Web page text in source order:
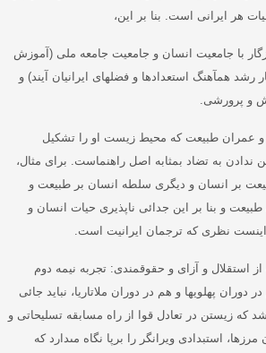
هر ایرانی است
بنا بر اين،
با جامعیت انسان و جامعیت جامعه ملی ( آموزش
همآهنگ استعدادها و فضلهای ایرانیان آیند) و
و پرورشی
عمران طبيعت كه محيط زيست او را تشكيل
ندادن به تضاد بمثابه اصل راهنماست
براى مثال،
بر انسان و ديگرى سلطه انسان بر طبيعت و
و بنا بر اين جدائى ناپذيرى حيات انسان و
نظرى كه ترجمان ايرانيت است
از استقلال و آزای و حقوقمندی: تجربه نيمه دوم
دوران پهلويها و هم در دوران ملاتاريا، نبايد جائى
كه زيستن در تعادل قوا از راه مسابقه تسليحاتى و
استبدادى ويرانگر را برپا نگاه مى‏دارد كه